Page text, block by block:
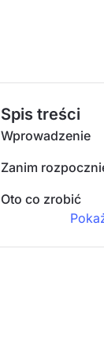
Spis treści
Wprowadzenie
Zanim
Oto co zrobić